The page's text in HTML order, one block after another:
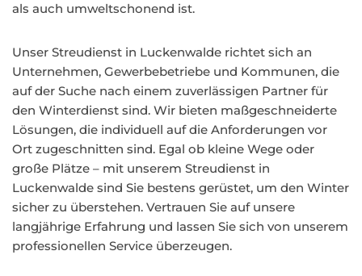
als auch umweltschonend ist.
Unser Streudienst in Luckenwalde richtet sich an
Unternehmen, Gewerbebetriebe und Kommunen, die
auf der Suche nach einem zuverlässigen Partner für
den Winterdienst sind. Wir bieten maßgeschneiderte
Lösungen, die individuell auf die Anforderungen vor
Ort zugeschnitten sind. Egal ob kleine Wege oder
große Plätze – mit unserem Streudienst in
Luckenwalde sind Sie bestens gerüstet, um den Winter
sicher zu überstehen. Vertrauen Sie auf unsere
langjährige Erfahrung und lassen Sie sich von unserem
professionellen Service überzeugen.